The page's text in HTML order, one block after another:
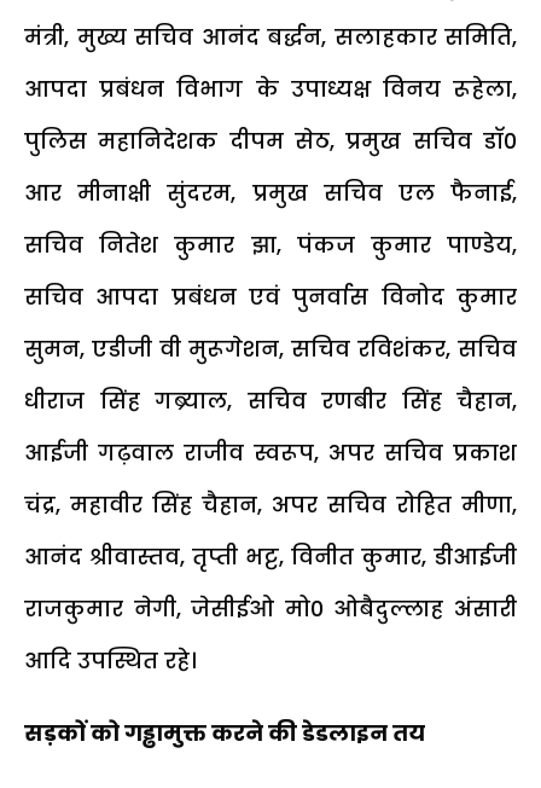
मंत्री, मुख्य सचिव आनंद बर्द्धन, सलाहकार समिति,
आपदा प्रबंधन विभाग के उपाध्यक्ष विनय रूहेला,
पुलिस महानिदेशक दीपम सेठ, प्रमुख सचिव डाॅ0
आर मीनाक्षी सुंदरम, प्रमुख सचिव एल फैनाई,
सचिव नितेश कुमार झा, पंकज कुमार पाण्डेय,
सचिव आपदा प्रबंधन एवं पुनर्वास विनोद कुमार
सुमन, एडीजी वी मुरूगेशन, सचिव रविशंकर, सचिव
धीराज सिंह गब्र्याल, सचिव रणबीर सिंह चैहान,
आईजी गढ़वाल राजीव स्वरूप, अपर सचिव प्रकाश
चंद्र, महावीर सिंह चैहान, अपर सचिव रोहित मीणा,
आनंद श्रीवास्तव, तृप्ती भट्ट, विनीत कुमार, डीआईजी
राजकुमार नेगी, जेसीईओ मो0 ओबैदुल्लाह अंसारी
आदि उपस्थित रहे।
सड़कों को गड्ढामुक्त करने की डेडलाइन तय